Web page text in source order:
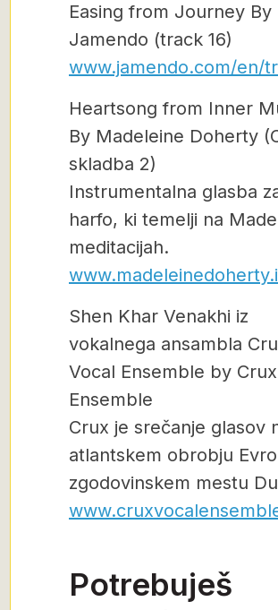
Easing from Journey By
Jamendo (track 16)
www.jamendo.com/en/
Heartsong from Inner
By Madeleine Doherty
skladba 2)
Instrumentalna glasba
harfo, ki temelji na
meditacijah.
Shen Khar Venakhi iz
vokalnega ansambla
Vocal Ensemble by
Ensemble
Crux je srečanje glasov
atlantskem obrobju
zgodovinskem mestu
Potrebuješ